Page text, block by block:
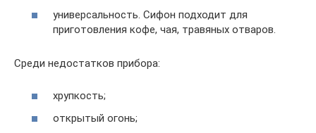
универсальность. Сифон подходит для
приготовления кофе, чая, травяных отваров.
Среди недостатков прибора:
хрупкость;
открытый огонь;